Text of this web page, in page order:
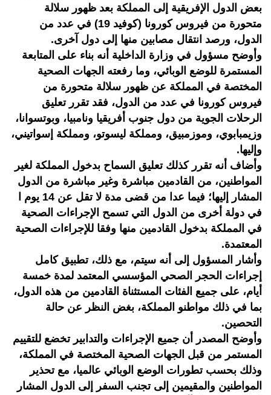
بعض الدول الإفريقية إلى المملكة بعد ظهور سلالة
متحورة من فيروس كورونا (كوفيد 19) في عدد من
الدول، ورصد انتقال مصابين منها إلى دول آخرى.
وأوضح مسؤول في وزارة الداخلية أنه بناء على المتابعة
المستمرة للوضع الوبائي، وما رفعته الجهات الصحية
المختصة في المملكة عن ظهور سلالة متحورة من
فيروس كورونا في عدد من الدول، فقد تقرر تعليق
الرحلات الجوية من دول جنوب أفريقيا ونامبيا، وبوتسوانا،
وزيمبابوي، وموزمبيق، ومملكة ليسوتو، ومملكة إسواتيني،
وإليها.
وأضاف أنه تقرر كذلك تعليق السماح بدخول المملكة لغير
المواطنين، من القادمين مباشرة وغير مباشرة من الدول
المشار إليها؛ فيما عدا من قضى مدة لا تقل عن 14 يوم ا
في دولة أخرى من الدول التي تسمح الإجراءات الصحية
في المملكة بدخول القادمين منها وفقا للإجراءات الصحية
المعتمدة.
وأشار المسؤول إلى أنه سيتم، مع ذلك، تطبيق كامل
إجراءات الحجر الصحي المؤسسي المعتمد لمدة خمسة
أيام، على جميع الفئات المستثناة القادمين من هذه الدول،
بما في ذلك مواطنو المملكة، بغض النظر عن حالة
التحصين.
وأوضح المصدر أن جميع الإجراءات والتدابير تخضع للتقييم
المستمر من قبل الجهات الصحية المختصة في المملكة،
وذلك بحسب تطورات الوضع الوبائي عالميا، مع تحذير
المواطنين والمقيمين إلى تجنب السفر إلى الدول المشار